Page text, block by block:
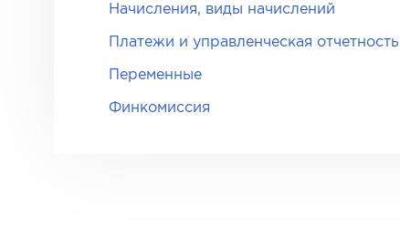
Начисления, виды начислений
Платежи и управленческая отчетность
Переменные
Финкомиссия